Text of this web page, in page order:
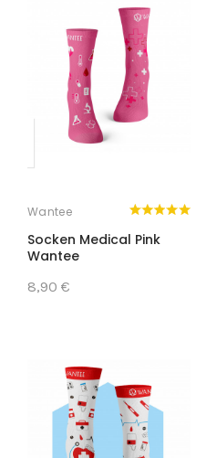
Wantee
Socken Medical Pink
Wantee
8,90 €